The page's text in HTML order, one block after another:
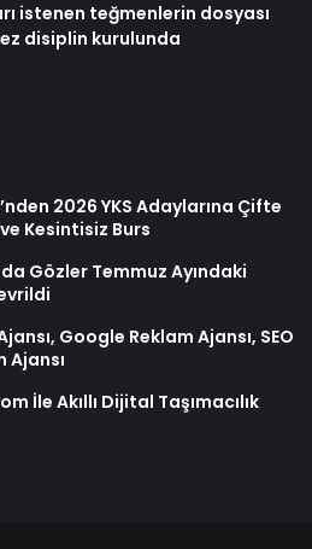
istenen teğmenlerin dosyası
disiplin kurulunda
2026 YKS Adaylarına Çifte
Kesintisiz Burs
Gözler Temmuz Ayındaki
Google Reklam Ajansı, SEO
Ajansı
İle Akıllı Dijital Taşımacılık